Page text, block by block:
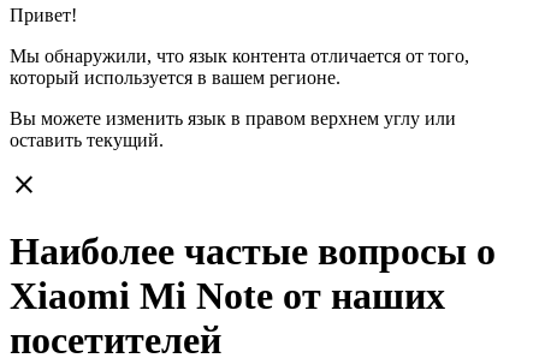
Привет!
Мы обнаружили, что язык контента отличается от того,
который используется в вашем регионе.
Вы можете изменить язык в правом верхнем углу или
оставить текущий.
close
Наиболее частые вопросы о
Xiaomi Mi Note от наших
посетителей